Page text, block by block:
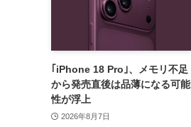
｢iPhone 18 Pro｣、メモリ不足
から発売直後は品薄になる可能
性が浮上
2026年8月7日